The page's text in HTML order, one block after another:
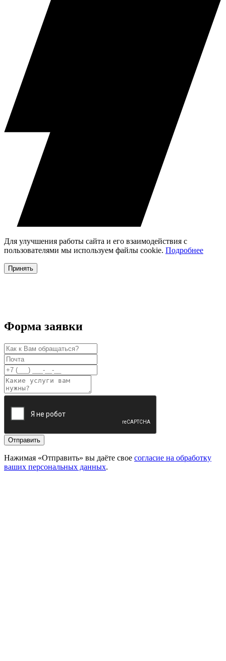
Для улучшения работы сайта и его взаимодействия с
пользователями мы используем файлы cookie. Подробнее
Принять
Форма заявки
Отправить
Нажимая «Отправить» вы даёте свое согласие на обработку
ваших персональных данных.